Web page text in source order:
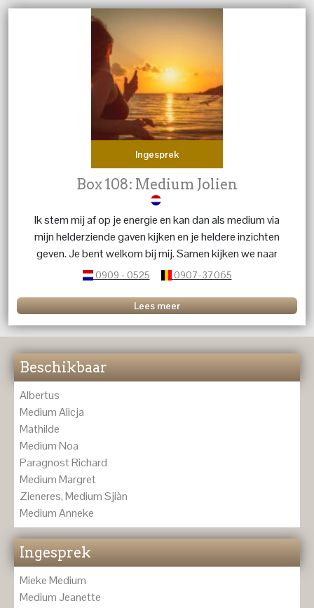
Ingesprek
Box 108: Medium Jolien
Ik stem mij af op je energie en kan dan als medium via
mijn helderziende gaven kijken en je heldere inzichten
geven. Je bent welkom bij mij. Samen kijken we naar
wat jou nu het meest helpt, zodat je lichter en meer in
0909 - 0525 0907-37065
Lees meer
Beschikbaar
Albertus
Medium Alicja
Mathilde
Medium Noa
Paragnost Richard
Medium Margret
Zieneres, Medium Sjiàn
Medium Anneke
Ingesprek
Mieke Medium
Medium Jeanette